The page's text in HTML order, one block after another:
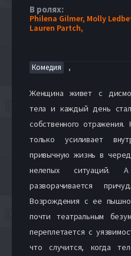
В ролях:
Philena Gilmer, Molly
Lauren Partch,
Комедия ,
Женщина живет с
тела и каждый день
собственного
только усиливает
привычную жизнь в
нелепых ситуаций.
разворачивается
Возрождения с ее
почти театральным
переплетается с
что случится, когда